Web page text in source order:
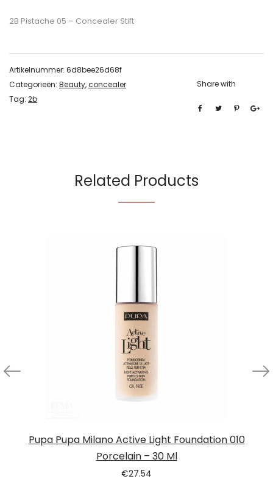
2B Pistache 05 – Concealer Stift
Artikelnummer: 6d8bee26d68f
Categorieën: Beauty,concealer
Tag: 2b
Share with
Related Products
Pupa Pupa Milano Active Light Foundation 010
Porcelain – 30 Ml
€27.54